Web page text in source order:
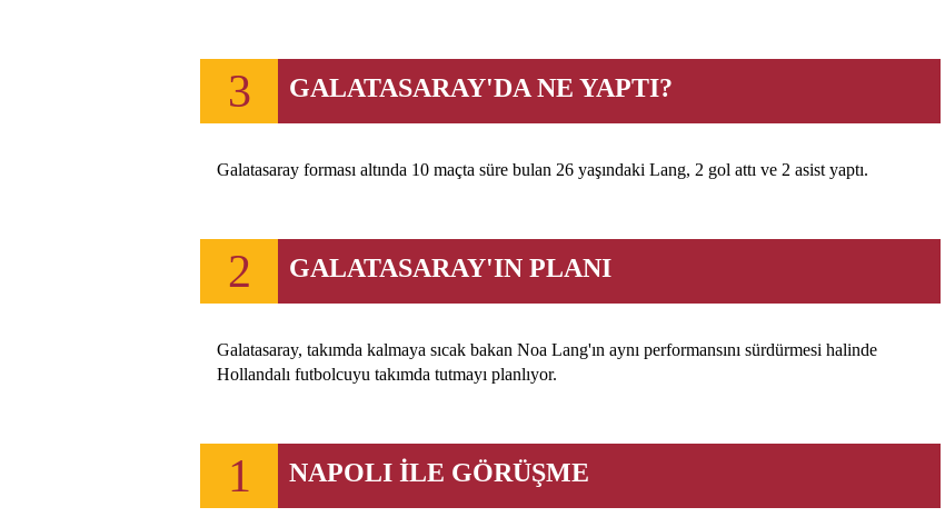
3 GALATASARAY'DA NE YAPTI?
Galatasaray forması altında 10 maçta süre bulan 26 yaşındaki Lang, 2 gol attı ve 2 asist yaptı.
2 GALATASARAY'IN PLANI
Galatasaray, takımda kalmaya sıcak bakan Noa Lang'ın aynı performansını sürdürmesi halinde
Hollandalı futbolcuyu takımda tutmayı planlıyor.
1 NAPOLI İLE GÖRÜŞME